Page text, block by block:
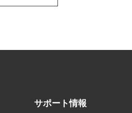
サポート情報